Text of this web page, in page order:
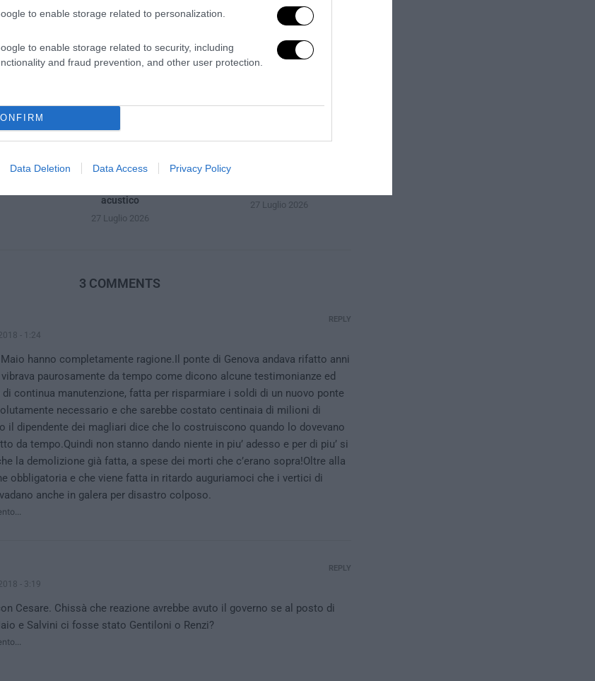
to enable storage related to personalization.
to enable storage related to security, including
and fraud prevention, and other user protection.
Data Deletion Data Access Privacy Policy
sul
diffidenza che fece esitare»
Ristrutturazione completa di
appartamenti
27 Luglio 2026
acustico
27 Luglio 2026
27 Luglio 2026
3 COMMENTS
- 1:24
hanno completamente ragione.Il ponte di Genova andava rifatto anni
paurosamente da tempo come dicono alcune testimonianze ed
continua manutenzione, fatta per risparmiare i soldi di un nuovo ponte
necessario e che sarebbe costato centinaia di milioni di
il dipendente dei magliari dice che lo costruiscono quando lo dovevano
da tempo.Quindi non stanno dando niente in piu’ adesso e per di piu’ si
la demolizione già fatta, a spese dei morti che c’erano sopra!Oltre alla
obbligatoria e che viene fatta in ritardo auguriamoci che i vertici di
anche in galera per disastro colposo.
REPLY
- 3:19
Cesare. Chissà che reazione avrebbe avuto il governo se al posto di
e Salvini ci fosse stato Gentiloni o Renzi?
REPLY